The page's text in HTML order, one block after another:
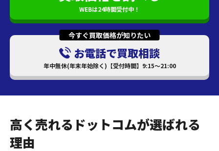
WEBは24時間受付中！
今すぐ買取価格が知りたい
お電話で買取相談
年中無休(年末年始除く)【受付時間】9:15～21:00
高く売れるドットコムが選ばれる
理由